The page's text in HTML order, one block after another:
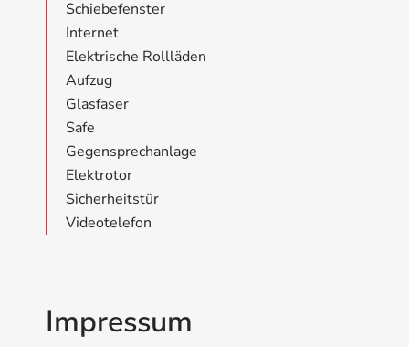
Schiebefenster
Internet
Elektrische Rollläden
Aufzug
Glasfaser
Safe
Gegensprechanlage
Elektrotor
Sicherheitstür
Videotelefon
Impressum